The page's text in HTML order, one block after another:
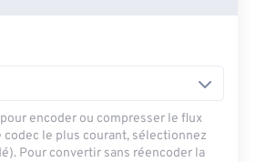
encoder ou compresser le flux
le plus courant, sélectionnez
Pour convertir sans réencoder la